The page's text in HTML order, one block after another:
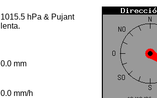
1015.5 hPa & Pujant
lenta.
0.0 mm
0.0 mm/h